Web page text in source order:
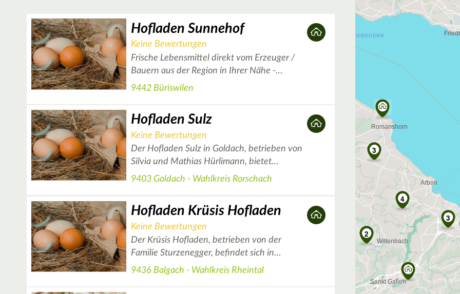
Hofladen Sunnehof
Keine Bewertungen
Frische Lebensmittel direkt vom Erzeuger /
Bauern aus der Region in Ihrer Nähe -…
9442 Büriswilen
Hofladen Sulz
Keine Bewertungen
Der Hofladen Sulz in Goldach, betrieben von
Silvia und Mathias Hürlimann, bietet…
9403 Goldach - Wahlkreis Rorschach
Hofladen Krüsis Hofladen
Keine Bewertungen
Der Krüsis Hofladen, betrieben von der
Familie Sturzenegger, befindet sich in…
9436 Balgach - Wahlkreis Rheintal
3
4
2
3
3